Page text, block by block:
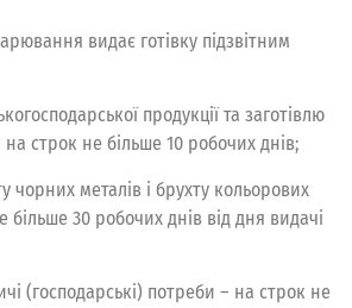
видає готівку підзвітним
продукції та заготівлю
строк не більше 10 робочих днів;
чорних металів і брухту кольорових
більше 30 робочих днів від дня видачі
(господарські) потреби – на строк не